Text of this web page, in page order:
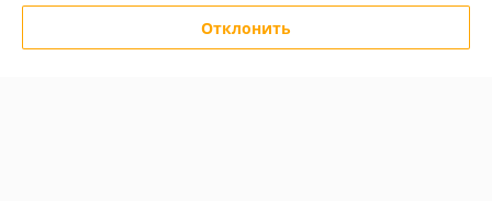
Доставка и оплата
Отклонить